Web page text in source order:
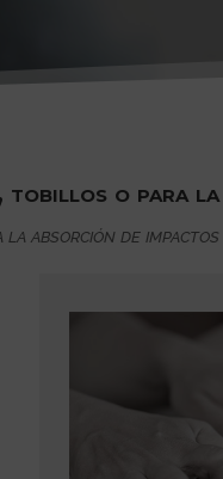
tobillos o para
absorción de